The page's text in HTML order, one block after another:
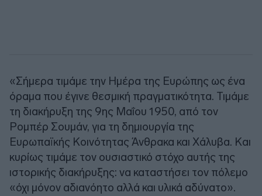
«Σήμερα τιμάμε την Ημέρα της Ευρώπης ως ένα
όραμα που έγινε θεσμική πραγματικότητα. Τιμάμε
τη διακήρυξη της 9ης Μαΐου 1950, από τον
Ρομπέρ Σουμάν, για τη δημιουργία της
Ευρωπαϊκής Κοινότητας Άνθρακα και Χάλυβα. Και
κυρίως τιμάμε τον ουσιαστικό στόχο αυτής της
ιστορικής διακήρυξης: να καταστήσει τον πόλεμο
«όχι μόνον αδιανόητο αλλά και υλικά αδύνατο».